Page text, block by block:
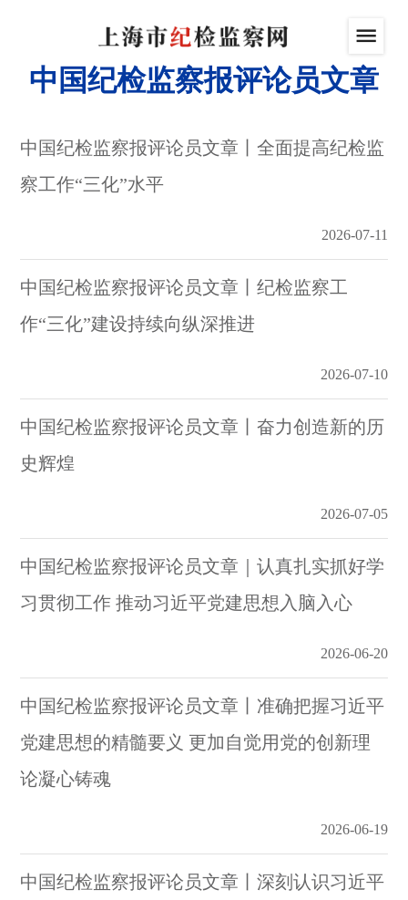
中国纪检监察报评论员文章
中国纪检监察报评论员文章丨全面提高纪检监
察工作“三化”水平
2026-07-11
中国纪检监察报评论员文章丨纪检监察工
作“三化”建设持续向纵深推进
2026-07-10
中国纪检监察报评论员文章丨奋力创造新的历
史辉煌
2026-07-05
中国纪检监察报评论员文章｜认真扎实抓好学
习贯彻工作 推动习近平党建思想入脑入心
2026-06-20
中国纪检监察报评论员文章丨准确把握习近平
党建思想的精髓要义 更加自觉用党的创新理
论凝心铸魂
2026-06-19
中国纪检监察报评论员文章丨深刻认识习近平